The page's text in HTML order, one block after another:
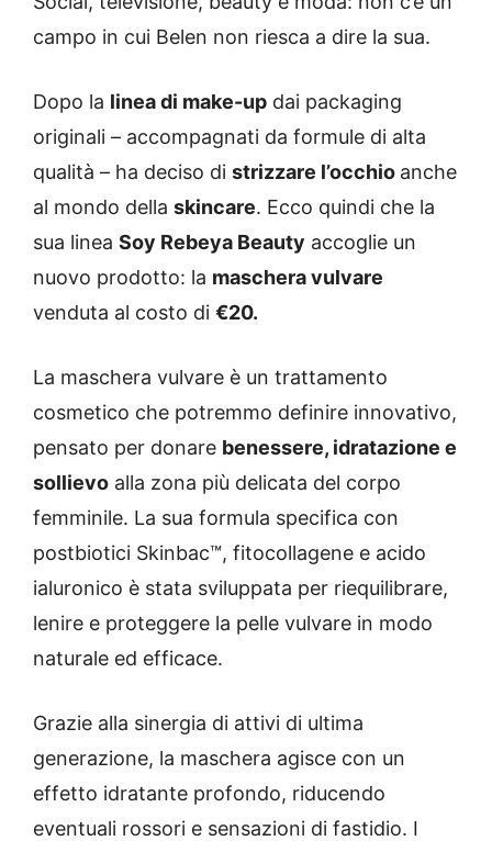
campo in cui Belen non riesca a dire la sua.
Dopo la linea di make-up dai packaging
originali – accompagnati da formule di alta
qualità – ha deciso di strizzare l’occhio anche
al mondo della skincare. Ecco quindi che la
sua linea Soy Rebeya Beauty accoglie un
nuovo prodotto: la maschera vulvare
venduta al costo di €20.
La maschera vulvare è un trattamento
cosmetico che potremmo definire innovativo,
pensato per donare benessere, idratazione e
sollievo alla zona più delicata del corpo
femminile. La sua formula specifica con
postbiotici Skinbac™, fitocollagene e acido
ialuronico è stata sviluppata per riequilibrare,
lenire e proteggere la pelle vulvare in modo
naturale ed efficace.
Grazie alla sinergia di attivi di ultima
generazione, la maschera agisce con un
effetto idratante profondo, riducendo
eventuali rossori e sensazioni di fastidio. I